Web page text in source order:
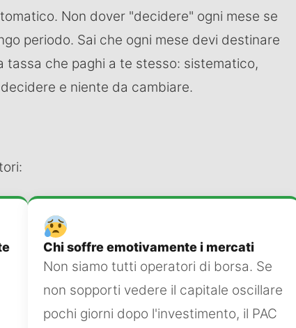
Non dover "decidere" ogni mese se
periodo. Sai che ogni mese devi destinare
tassa che paghi a te stesso: sistematico,
e niente da cambiare.
Chi soffre emotivamente i mercati
Non siamo tutti operatori di borsa. Se
non sopporti vedere il capitale oscillare
pochi giorni dopo l'investimento, il PAC